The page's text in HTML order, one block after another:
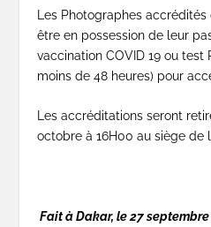
Les Photographes
être en possession de leur
vaccination COVID 19 ou
moins de 48 heures) pour
Les accréditations seront
octobre à 16H00 au siège de
Fait à Dakar, le 27 septembre